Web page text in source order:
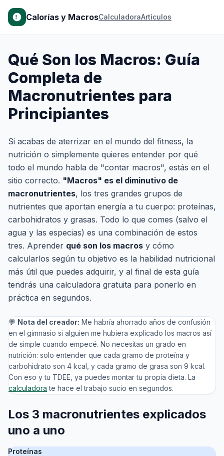
Calorías y MacrosCalculadoraArtículos
Qué Son los Macros: Guía
Completa de
Macronutrientes para
Principiantes
Si acabas de aterrizar en el mundo del fitness, la
nutrición o simplemente quieres entender por qué
todo el mundo habla de "contar macros", estás en el
sitio correcto. "Macros" es el diminutivo de
macronutrientes, los tres grandes grupos de
nutrientes que aportan energía a tu cuerpo: proteínas,
carbohidratos y grasas. Todo lo que comes (salvo el
agua y las especias) es una combinación de estos
tres. Aprender qué son los macros y cómo
calcularlos según tu objetivo es la habilidad nutricional
más útil que puedes adquirir, y al final de esta guía
tendrás una calculadora gratuita para ponerlo en
práctica en segundos.
💬 Nota del creador: Me habría ahorrado años de confusión
en el gimnasio si alguien me hubiera explicado los macros así
de simple cuando empecé. No necesitas un grado en
nutrición: solo entender que cada gramo de proteína y
carbohidrato son 4 kcal, y cada gramo de grasa son 9 kcal.
Con eso y tu TDEE, ya puedes montar tu propia dieta. La
calculadora te hace el trabajo sucio en segundos.
Los 3 macronutrientes explicados
uno a uno
Proteínas